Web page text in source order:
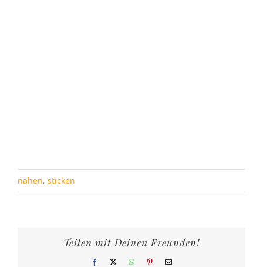
nähen, sticken
Teilen mit Deinen Freunden!
Facebook WhatsAppPinterestE-